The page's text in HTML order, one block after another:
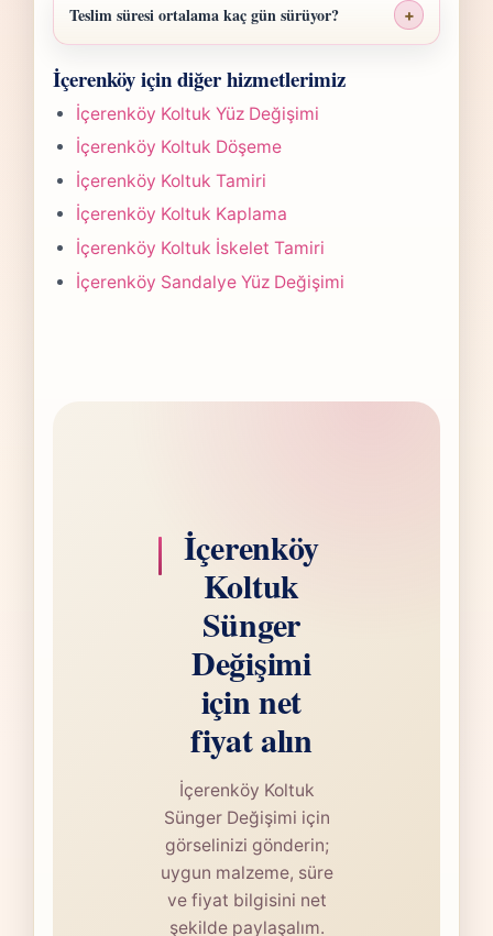
ölçü, malzeme sınıfı, işçilik yoğunluğu ve
teslim planına göre belirlenir. Fotoğraf
gönderdiğinizde hızlıca anlaşılır bir aralık
paylaşırız.
Teslim süresi ortalama kaç gün sürüyor? +
süre yapılan işlemin kapsamına göre
değişir. Çoğu projede 5-7 iş günü hedefiyle
çalışır, olası değişikliği önceden bildiririz.
İçerenköy için diğer hizmetlerimiz
İçerenköy Koltuk Yüz Değişimi
İçerenköy Koltuk Döşeme
İçerenköy Koltuk Tamiri
İçerenköy Koltuk Kaplama
İçerenköy Koltuk İskelet Tamiri
İçerenköy Sandalye Yüz Değişimi
İçerenköy
Koltuk
Sünger
Değişimi
için net
fiyat alın
İçerenköy Koltuk
Sünger Değişimi için
görselinizi gönderin;
uygun malzeme, süre
ve fiyat bilgisini net
şekilde paylaşalım.